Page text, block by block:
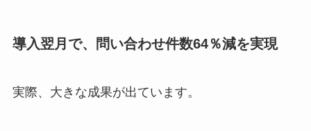
導入翌月で、問い合わせ件数64％減を実現
実際、大きな成果が出ています。